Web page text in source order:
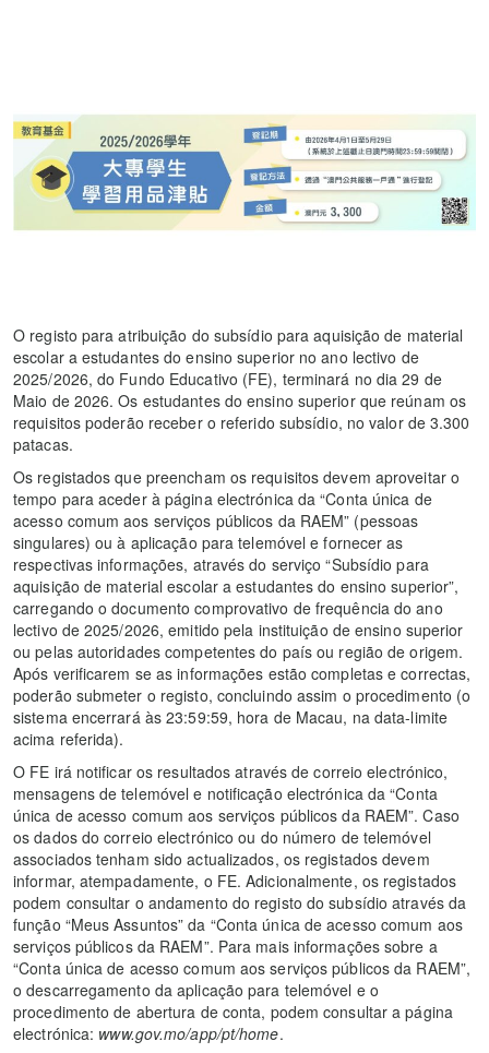
O registo para atribuição do subsídio para aquisição de material
escolar a estudantes do ensino superior no ano lectivo de
2025/2026, do Fundo Educativo (FE), terminará no dia 29 de
Maio de 2026. Os estudantes do ensino superior que reúnam os
requisitos poderão receber o referido subsídio, no valor de 3.300
patacas.
Os registados que preencham os requisitos devem aproveitar o
tempo para aceder à página electrónica da “Conta única de
acesso comum aos serviços públicos da RAEM” (pessoas
singulares) ou à aplicação para telemóvel e fornecer as
respectivas informações, através do serviço “Subsídio para
aquisição de material escolar a estudantes do ensino superior”,
carregando o documento comprovativo de frequência do ano
lectivo de 2025/2026, emitido pela instituição de ensino superior
ou pelas autoridades competentes do país ou região de origem.
Após verificarem se as informações estão completas e correctas,
poderão submeter o registo, concluindo assim o procedimento (o
sistema encerrará às 23:59:59, hora de Macau, na data-limite
acima referida).
O FE irá notificar os resultados através de correio electrónico,
mensagens de telemóvel e notificação electrónica da “Conta
única de acesso comum aos serviços públicos da RAEM”. Caso
os dados do correio electrónico ou do número de telemóvel
associados tenham sido actualizados, os registados devem
informar, atempadamente, o FE. Adicionalmente, os registados
podem consultar o andamento do registo do subsídio através da
função “Meus Assuntos” da “Conta única de acesso comum aos
serviços públicos da RAEM”. Para mais informações sobre a
“Conta única de acesso comum aos serviços públicos da RAEM”,
o descarregamento da aplicação para telemóvel e o
procedimento de abertura de conta, podem consultar a página
electrónica: www.gov.mo/app/pt/home.